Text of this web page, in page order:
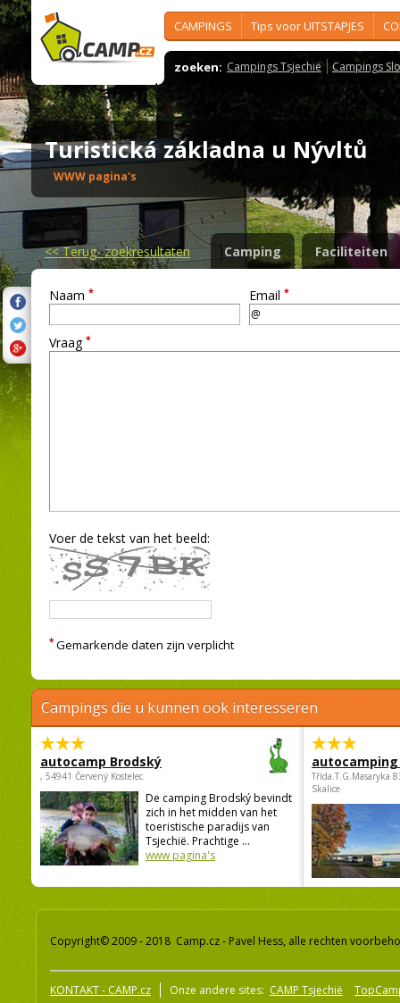
CAMPINGS Tips voor UITSTAPJES
zoeken: Campings Tsjechië Campings
Turistická základna u Nývltů
WWW pagina's
<<Terug- zoekresultaten Camping Faciliteiten
Naam * Email *
Vraag *
Voer de tekst van het beeld:
* Gemarkende daten zijn verplicht
Campings die u kunnen ook interesseren
autocamp Brodský
, 54941 Červený Kostelec
De camping Brodský bevindt
zich in het midden van het
toeristische paradijs van
Tsjechië. Prachtige ...
www pagina's
autocamping
Třída.T.G.Masaryka
Skalice
Copyright© 2009 - 2018 Camp.cz - Pavel Hess, alle rechten
KONTAKT - CAMP.cz Onze andere sites: CAMP Tsjechië